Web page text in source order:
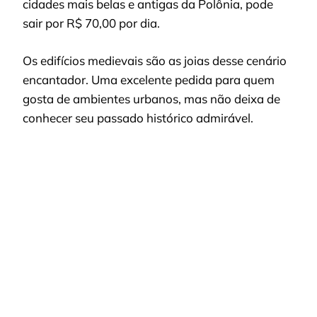
cidades mais belas e antigas da Polônia, pode
sair por R$ 70,00 por dia.
Os edifícios medievais são as joias desse cenário
encantador. Uma excelente pedida para quem
gosta de ambientes urbanos, mas não deixa de
conhecer seu passado histórico admirável.